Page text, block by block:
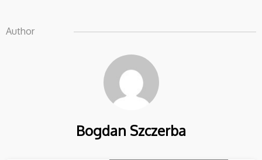
RESTAURACJA FLAMING
& CO W WARSZAWIE
PARASOL PROSTOR P6 4-
CZASZOWY
Author
Bogdan Szczerba